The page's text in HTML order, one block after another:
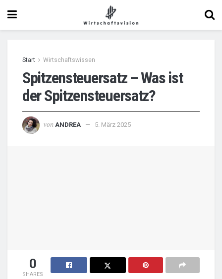
Start Wirtschaftswissen
Spitzensteuersatz – Was ist
der Spitzensteuersatz?
von ANDREA 5. März 2025
0
SHARES